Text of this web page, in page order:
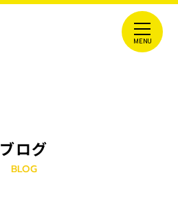
ブログ
BLOG